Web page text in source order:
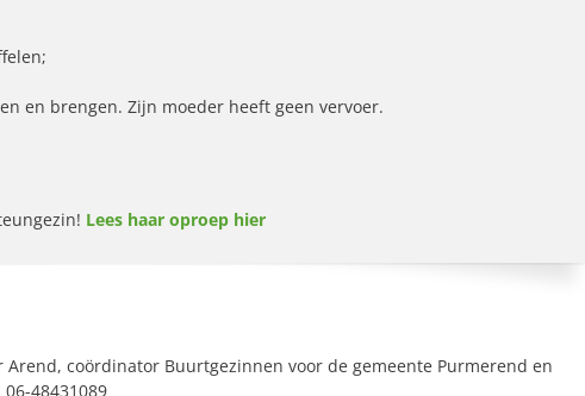
en brengen. Zijn moeder heeft geen vervoer.
Lees haar oproep hier
coördinator Buurtgezinnen voor de gemeente Purmerend en
48431089